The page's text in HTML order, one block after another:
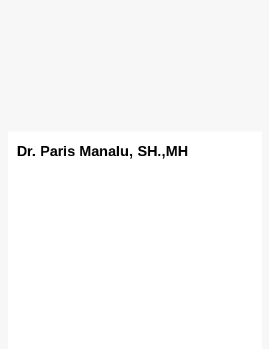
Dr. Paris Manalu, SH.,MH